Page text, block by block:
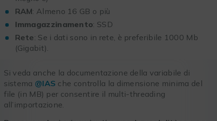
RAM: Almeno 16 GB o più
Immagazzinamento: SSD
Rete: Se i dati sono in rete, è preferibile 1000 Mb
(Gigabit).
Si veda anche la documentazione della variabile di
sistema @IAS che controlla la dimensione minima del
file (in MB) per consentire il multi-threading
all’importazione.